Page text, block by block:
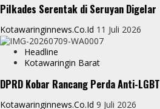
Pilkades Serentak di Seruyan Digelar
Kotawaringinnews.co.id 11 Juli 2026
Headline
Kotawaringin Barat
DPRD Kobar Rancang Perda Anti-LGBT
Kotawaringinnews.co.id 9 Juli 2026